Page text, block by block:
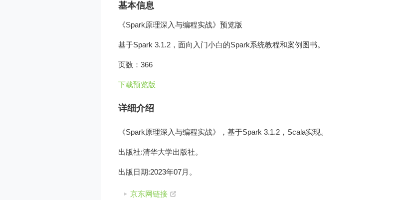
基本信息
《Spark原理深入与编程实战》预览版
基于Spark 3.1.2，面向入门小白的Spark系统教程和案例图书。
页数：366
下载预览版
详细介绍
《Spark原理深入与编程实战》，基于Spark 3.1.2，Scala实现。
出版社:清华大学出版社。
出版日期:2023年07月。
京东网链接